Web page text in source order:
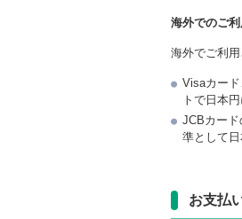
海外でのご
海外でご利
Visaカー
トで日本
JCBカー
準として日
お支払